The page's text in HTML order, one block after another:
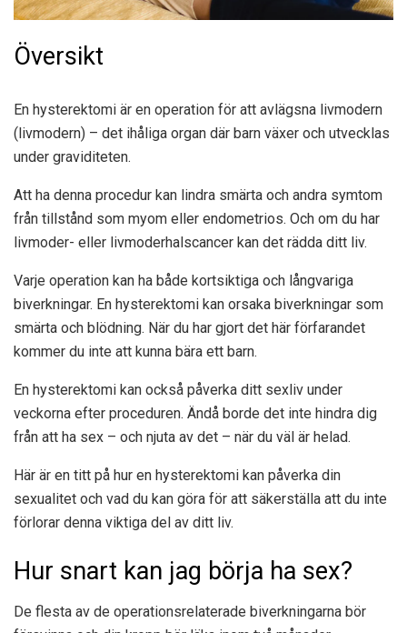
Översikt
En hysterektomi är en operation för att avlägsna livmodern
(livmodern) – det ihåliga organ där barn växer och utvecklas
under graviditeten.
Att ha denna procedur kan lindra smärta och andra symtom
från tillstånd som myom eller endometrios. Och om du har
livmoder- eller livmoderhalscancer kan det rädda ditt liv.
Varje operation kan ha både kortsiktiga och långvariga
biverkningar. En hysterektomi kan orsaka biverkningar som
smärta och blödning. När du har gjort det här förfarandet
kommer du inte att kunna bära ett barn.
En hysterektomi kan också påverka ditt sexliv under
veckorna efter proceduren. Ändå borde det inte hindra dig
från att ha sex – och njuta av det – när du väl är helad.
Här är en titt på hur en hysterektomi kan påverka din
sexualitet och vad du kan göra för att säkerställa att du inte
förlorar denna viktiga del av ditt liv.
Hur snart kan jag börja ha sex?
De flesta av de operationsrelaterade biverkningarna bör